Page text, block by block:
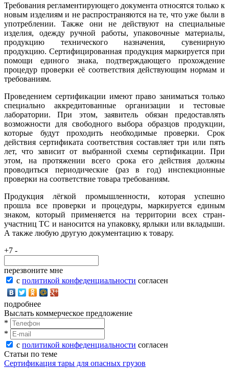
Требования регламентирующего документа относятся только к
новым изделиям и не распространяются на те, что уже были в
употреблении. Также они не действуют на специальные
изделия, одежду ручной работы, упаковочные материалы,
продукцию технического назначения, сувенирную
продукцию. Сертифицированная продукция маркируется при
помощи единого знака, подтверждающего прохождение
процедур проверки её соответствия действующим нормам и
требованиям.
Проведением сертификации имеют право заниматься только
специально аккредитованные организации и тестовые
лаборатории. При этом, заявитель обязан предоставлять
возможности для свободного выбора образцов продукции,
которые будут проходить необходимые проверки. Срок
действия сертификата соответствия составляет три или пять
лет, что зависит от выбранной схемы сертификации. При
этом, на протяжении всего срока его действия должны
проводиться периодические (раз в год) инспекционные
проверки на соответствие товара требованиям.
Продукция лёгкой промышленности, которая успешно
прошла все проверки и процедуры, маркируется единым
знаком, который применяется на территории всех стран-
участниц ТС и наносится на упаковку, ярлыки или вкладыши.
А также любую другую документацию к товару.
+7 -
перезвоните мне
с политикой конфеденциальности согласен
подробнее
Выслать коммерческое предложение
*
*
с политикой конфеденциальности согласен
Статьи по теме
Сертификация тары для опасных грузов